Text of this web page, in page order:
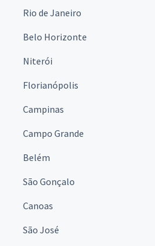
Rio de Janeiro
Belo Horizonte
Niterói
Florianópolis
Campinas
Campo Grande
Belém
São Gonçalo
Canoas
São José